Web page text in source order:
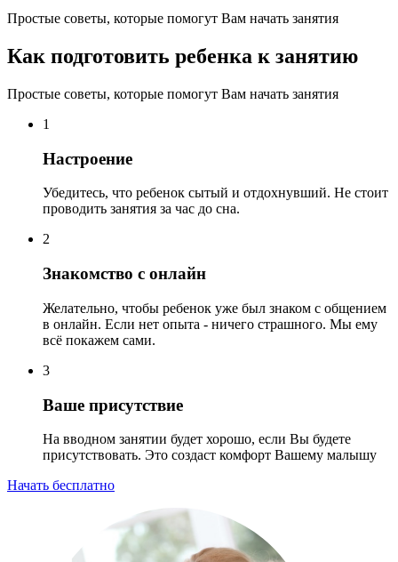
Простые советы, которые помогут Вам начать занятия
Как подготовить ребенка к занятию
Простые советы, которые помогут Вам начать занятия
1
Настроение
Убедитесь, что ребенок сытый и отдохнувший. Не стоит
проводить занятия за час до сна.
2
Знакомство с онлайн
Желательно, чтобы ребенок уже был знаком с общением
в онлайн. Если нет опыта - ничего страшного. Мы ему
всё покажем сами.
3
Ваше присутствие
На вводном занятии будет хорошо, если Вы будете
присутствовать. Это создаст комфорт Вашему малышу
Начать бесплатно